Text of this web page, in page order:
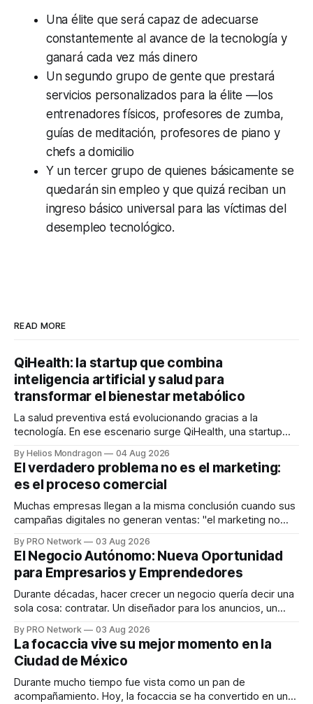
Una élite que será capaz de adecuarse
constantemente al avance de la tecnología y
ganará cada vez más dinero
Un segundo grupo de gente que prestará
servicios personalizados para la élite —los
entrenadores físicos, profesores de zumba,
guías de meditación, profesores de piano y
chefs a domicilio
Y un tercer grupo de quienes básicamente se
quedarán sin empleo y que quizá reciban un
ingreso básico universal para las víctimas del
desempleo tecnológico.
READ MORE
QiHealth: la startup que combina
inteligencia artificial y salud para
transformar el bienestar metabólico
La salud preventiva está evolucionando gracias a la
tecnología. En ese escenario surge QiHealth, una startup
dispositivos inteligentes, inteligencia artificial y monitoreo
en tiempo real para ayudar a las personas a tomar mejores
decisiones sobre su salud metabólica. Su propuesta busca
responder
By Helios Mondragon 04 Aug 2026
El verdadero problema no es el marketing:
es el proceso comercial
Muchas empresas llegan a la misma conclusión cuando sus
campañas digitales no generan ventas: "el marketing no
INTERIUS, el problema suele estar en otro lugar. Durante
una entrevista para el podcast SER PRO, el especialista en
marketing digital explicó que
By PRO Network 03 Aug 2026
El Negocio Autónomo: Nueva Oportunidad
para Empresarios y Emprendedores
Durante décadas, hacer crecer un negocio quería decir una
sola cosa: contratar. Un diseñador para los anuncios, un
para los textos, alguien que supiera de publicidad digital
para encontrar prospectos, un vendedor para atender
llamadas y mensajes, y —con suerte— una persona
By PRO Network 03 Aug 2026
La focaccia vive su mejor momento en la
Ciudad de México
Durante mucho tiempo fue vista como un pan de
acompañamiento. Hoy, la focaccia se ha convertido en uno